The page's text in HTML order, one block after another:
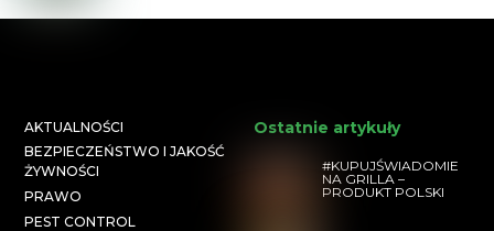
AKTUALNOŚCI
BEZPIECZEŃSTWO I JAKOŚĆ
ŻYWNOŚCI
PRAWO
PEST CONTROL
Ostatnie artykuły
#KUPUJŚWIADOMIE
NA GRILLA –
PRODUKT POLSKI